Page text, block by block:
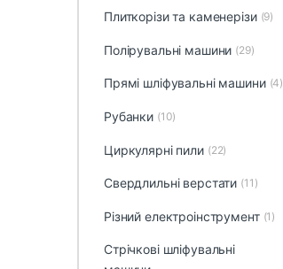
Плиткорізи та каменерізи (9)
Полірувальні машини (29)
Прямі шліфувальні машини (4)
Рубанки (10)
Циркулярні пили (22)
Свердлильні верстати (11)
Різний електроінструмент (1)
Стрічкові шліфувальні